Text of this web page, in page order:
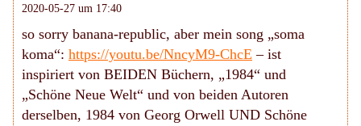
2020-05-27 um 17:40
so sorry banana-republic, aber mein song „soma
koma“: https://youtu.be/NncyM9-ChcE – ist
inspiriert von BEIDEN Büchern, „1984“ und
„Schöne Neue Welt“ und von beiden Autoren
derselben, 1984 von Georg Orwell UND Schöne